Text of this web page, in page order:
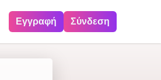
Εγγραφή Σύνδεση